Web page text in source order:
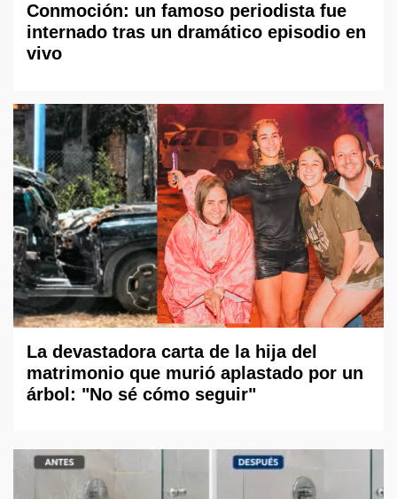
Conmoción: un famoso periodista fue
internado tras un dramático episodio en
vivo
La devastadora carta de la hija del
matrimonio que murió aplastado por un
árbol: "No sé cómo seguir"